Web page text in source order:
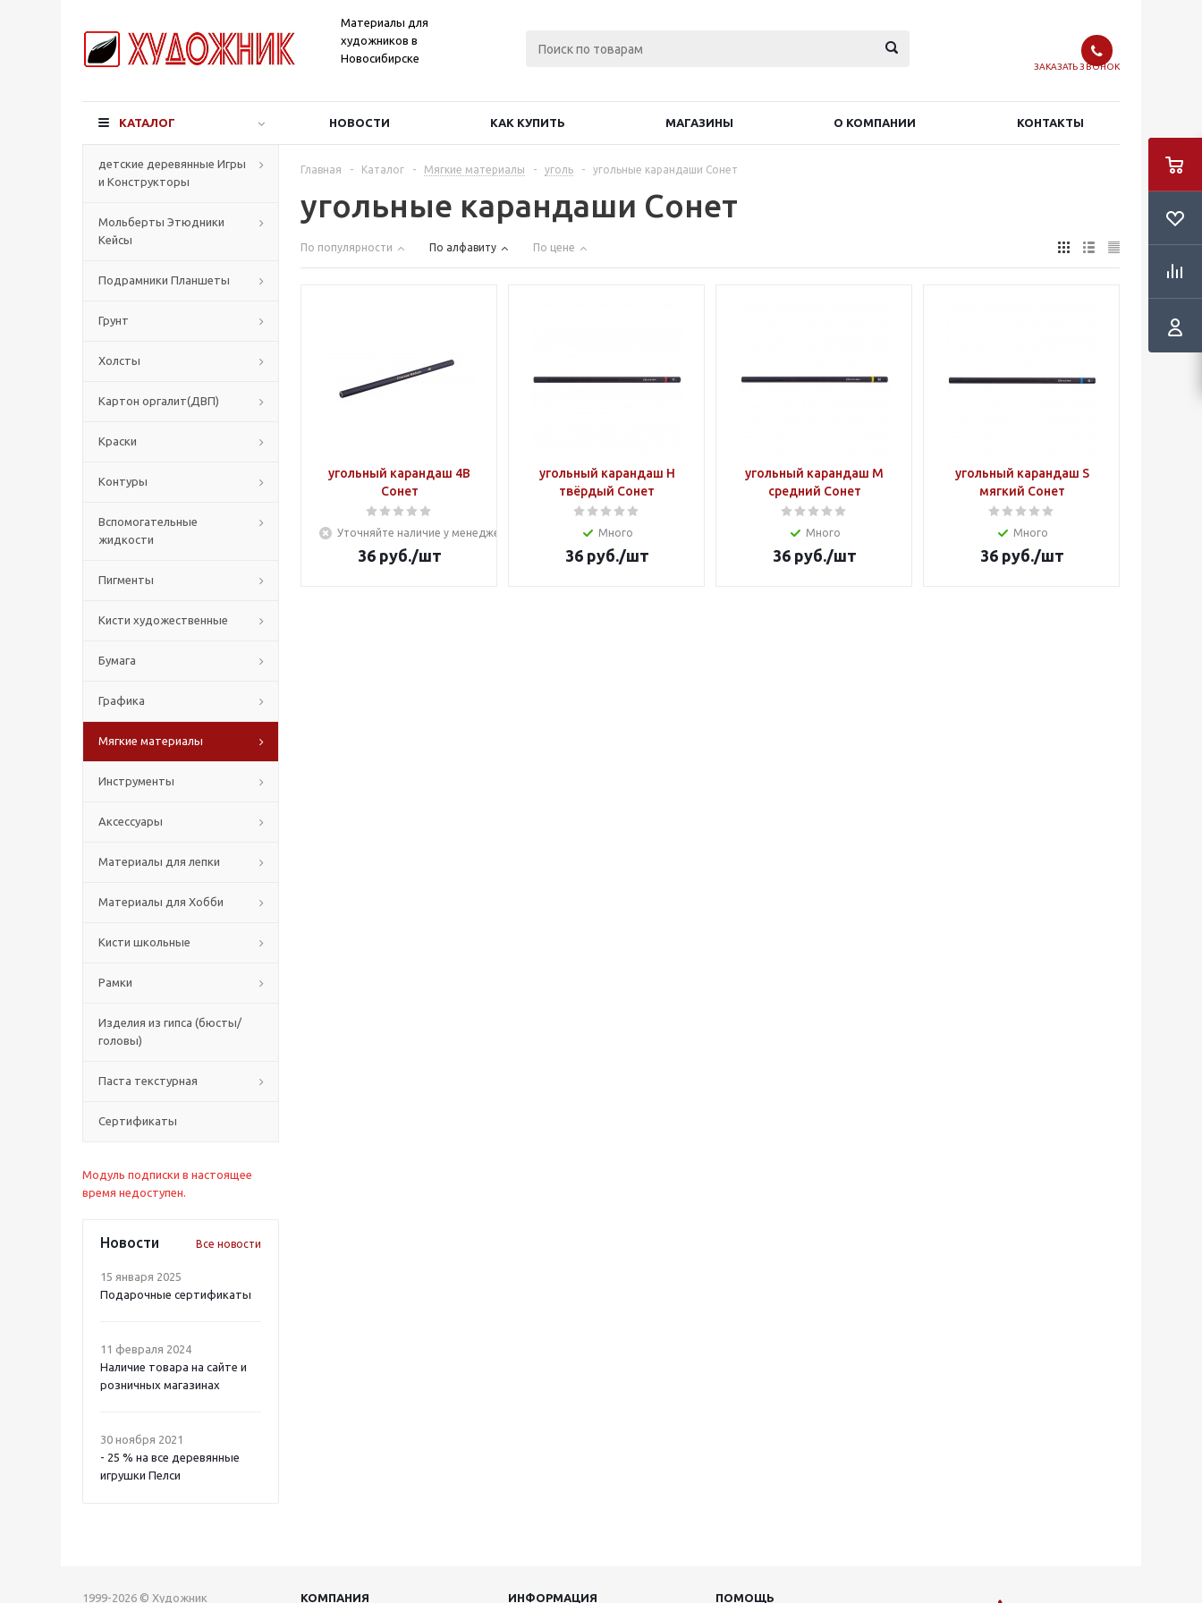
Материалы для
художников в
Новосибирске
ЗАКАЗАТЬ ЗВОНОК
КАТАЛОГ НОВОСТИ КАК КУПИТЬ МАГАЗИНЫ О КОМПАНИИ КОНТАКТЫ
детские деревянные Игры
и Конструкторы
Мольберты Этюдники
Кейсы
Подрамники Планшеты
Грунт
Холсты
Картон оргалит(ДВП)
Краски
Контуры
Вспомогательные
жидкости
Пигменты
Кисти художественные
Бумага
Графика
Мягкие материалы
Инструменты
Аксессуары
Материалы для лепки
Материалы для Хобби
Кисти школьные
Рамки
Изделия из гипса (бюсты/
головы)
Паста текстурная
Сертификаты
Модуль подписки в настоящее
время недоступен.
Новости Все новости
15 января 2025
Подарочные сертификаты
11 февраля 2024
Наличие товара на сайте и
розничных магазинах
30 ноября 2021
- 25 % на все деревянные
игрушки Пелси
Главная - Каталог - Мягкие материалы - уголь - угольные карандаши Сонет
угольные карандаши Сонет
По популярности По алфавиту По цене
угольный карандаш 4B
Сонет
Уточняйте наличие у менеджера
36руб./шт
угольный карандаш H
твёрдый Сонет
Много
36руб./шт
угольный карандаш M
средний Сонет
Много
36руб./шт
угольный карандаш S
мягкий Сонет
Много
36руб./шт
1999-2026 © Художник КОМПАНИЯ ИНФОРМАЦИЯ ПОМОЩЬ